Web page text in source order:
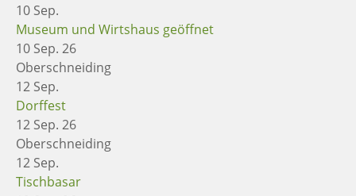
10 Sep.
Museum und Wirtshaus geöffnet
10 Sep. 26
Oberschneiding
12 Sep.
Dorffest
12 Sep. 26
Oberschneiding
12 Sep.
Tischbasar